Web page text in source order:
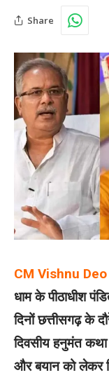
Share
CM Vishnu
धाम के पीठाधीश
दिनों छत्तीसगढ़ के
दिवसीय हनुमंत
और बयान को लेकर